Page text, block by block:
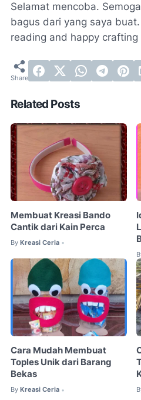
Selamat mencoba.
bagus dari yang saya
reading and happy crafting
Related Posts
Membuat Kreasi Bando
Cantik dari Kain Perca
By Kreasi Ceria •
Cara Mudah Membuat
Toples Unik dari Barang
Bekas
By Kreasi Ceria •